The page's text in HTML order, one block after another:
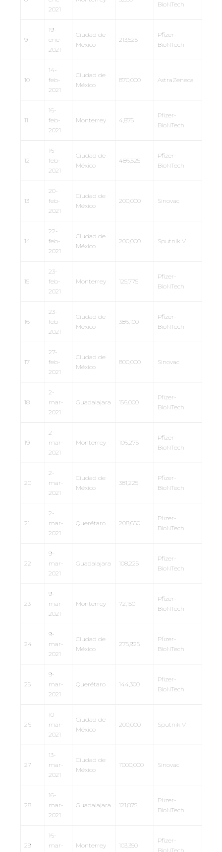
2021
BioNTech
9
19-
ene-
2021
Ciudad de
México
213,525
Pfizer-
BioNTech
10
14-
feb-
2021
Ciudad de
México
870,000 AstraZeneca
11
16-
feb-
2021
Monterrey 4,875
Pfizer-
BioNTech
12
16-
feb-
2021
Ciudad de
México
486,525
Pfizer-
BioNTech
13
20-
feb-
2021
Ciudad de
México
200,000 Sinovac
14
22-
feb-
2021
Ciudad de
México
200,000 Sputnik V
15
23-
feb-
2021
Monterrey 125,775
Pfizer-
BioNTech
16
23-
feb-
2021
Ciudad de
México
386,100
Pfizer-
BioNTech
17
27-
feb-
2021
Ciudad de
México
800,000 Sinovac
18
2-
mar-
2021
Guadalajara 156,000
Pfizer-
BioNTech
19
2-
mar-
2021
Monterrey 106,275
Pfizer-
BioNTech
20
2-
mar-
2021
Ciudad de
México
381,225
Pfizer-
BioNTech
21
2-
mar-
2021
Querétaro 208,650
Pfizer-
BioNTech
22
9-
mar-
2021
Guadalajara 108,225
Pfizer-
BioNTech
23
9-
mar-
2021
Monterrey 72,150
Pfizer-
BioNTech
24
9-
mar-
2021
Ciudad de
México
275,925
Pfizer-
BioNTech
25
9-
mar-
2021
Querétaro 144,300
Pfizer-
BioNTech
26
10-
mar-
2021
Ciudad de
México
200,000 Sputnik V
27
13-
mar-
2021
Ciudad de
México
1’000,000 Sinovac
28
16-
mar-
2021
Guadalajara 121,875
Pfizer-
BioNTech
29
16-
mar-
Monterrey 103,350
Pfizer-
BioNTech